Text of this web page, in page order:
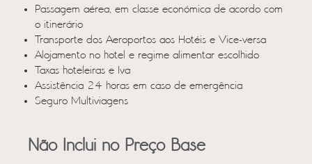
Passagem aérea, em classe económica de acordo com
o itinerário
Transporte dos Aeroportos aos Hotéis e Vice-versa
Alojamento no hotel e regime alimentar escolhido
Taxas hoteleiras e Iva
Assistência 24 horas em caso de emergência
Seguro Multiviagens
Não Inclui no Preço Base